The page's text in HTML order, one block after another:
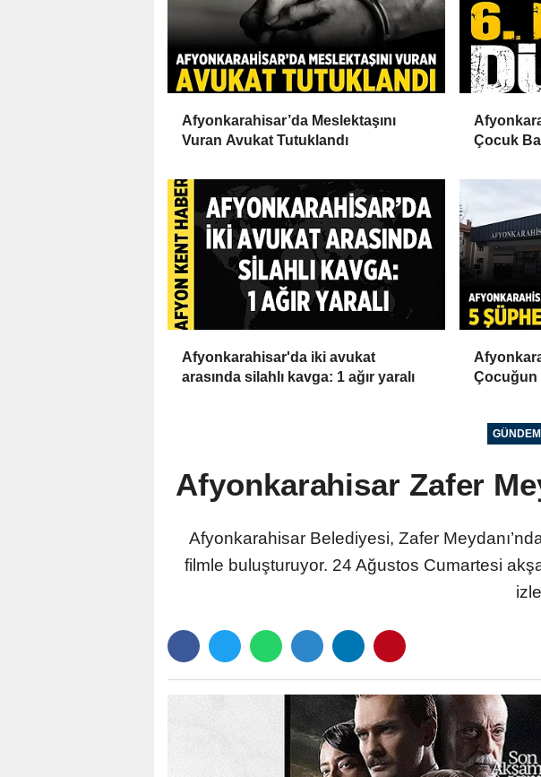
Afyonkarahisar’da Meslektaşını
Vuran Avukat Tutuklandı
Çocuk
Afyonkarahisar'da iki avukat
arasında silahlı kavga: 1 ağır yaralı
Çocuğun
GÜNDEM
Afyonkarahisar Zafer
Afyonkarahisar Belediyesi, Zafer
filmle buluşturuyor. 24 Ağustos Cumartesi